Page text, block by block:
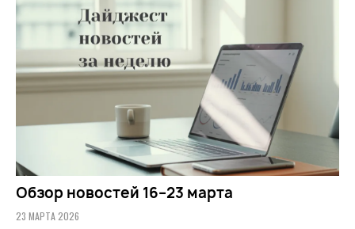
Обзор новостей 16–23 марта
23 МАРТА 2026